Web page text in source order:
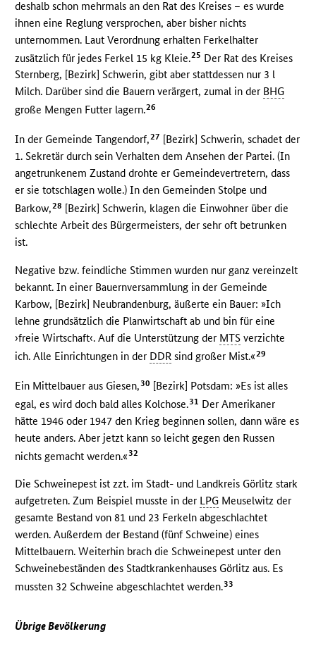
deshalb schon mehrmals an den Rat des Kreises – es wurde
ihnen eine Reglung versprochen, aber bisher nichts
unternommen. Laut Verordnung erhalten Ferkelhalter
zusätzlich für jedes Ferkel 15 kg Kleie.25 Der Rat des Kreises
Sternberg, [Bezirk] Schwerin, gibt aber stattdessen nur 3 l
Milch. Darüber sind die Bauern verärgert, zumal in der BHG
große Mengen Futter lagern.26
In der Gemeinde Tangendorf,27 [Bezirk] Schwerin, schadet der
1. Sekretär durch sein Verhalten dem Ansehen der Partei. (In
angetrunkenem Zustand drohte er Gemeindevertretern, dass
er sie totschlagen wolle.) In den Gemeinden Stolpe und
Barkow,28 [Bezirk] Schwerin, klagen die Einwohner über die
schlechte Arbeit des Bürgermeisters, der sehr oft betrunken
ist.
Negative bzw. feindliche Stimmen wurden nur ganz vereinzelt
bekannt. In einer Bauernversammlung in der Gemeinde
Karbow, [Bezirk] Neubrandenburg, äußerte ein Bauer: »Ich
lehne grundsätzlich die Planwirtschaft ab und bin für eine
›freie Wirtschaft‹. Auf die Unterstützung der MTS verzichte
ich. Alle Einrichtungen in der DDR sind großer Mist.«29
Ein Mittelbauer aus Giesen, 30 [Bezirk] Potsdam: »Es ist alles
egal, es wird doch bald alles Kolchose.31 Der Amerikaner
hätte 1946 oder 1947 den Krieg beginnen sollen, dann wäre es
heute anders. Aber jetzt kann so leicht gegen den Russen
nichts gemacht werden.«32
Die Schweinepest ist zzt. im Stadt- und Landkreis Görlitz stark
aufgetreten. Zum Beispiel musste in der LPG Meuselwitz der
gesamte Bestand von 81 und 23 Ferkeln abgeschlachtet
werden. Außerdem der Bestand (fünf Schweine) eines
Mittelbauern. Weiterhin brach die Schweinepest unter den
Schweinebeständen des Stadtkrankenhauses Görlitz aus. Es
mussten 32 Schweine abgeschlachtet werden.33
Übrige Bevölkerung